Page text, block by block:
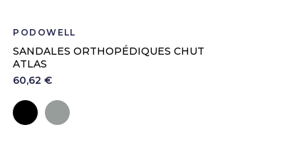
PODOWELL
SANDALES ORTHOPÉDIQUES CHUT
ATLAS
60,62 €
Noir